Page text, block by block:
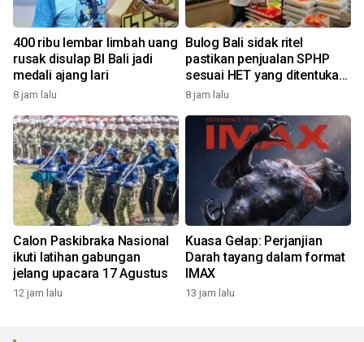
400 ribu lembar limbah uang
rusak disulap BI Bali jadi
medali ajang lari
8 jam lalu
Bulog Bali sidak ritel
pastikan penjualan SPHP
sesuai HET yang ditentukan
pemerintah
8 jam lalu
Calon Paskibraka Nasional
ikuti latihan gabungan
jelang upacara 17 Agustus
12 jam lalu
Kuasa Gelap: Perjanjian
Darah tayang dalam format
IMAX
13 jam lalu